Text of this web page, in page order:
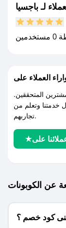
مع
لـ باجسيا
المتحققين.
خدمتنا وتعلم من
تجاربهم.
عن الكوبونات
كود خصم ؟